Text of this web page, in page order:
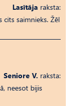
Lasītāja raksta:
cits saimnieks. Žēl
Seniore V. raksta:
neesot bijis